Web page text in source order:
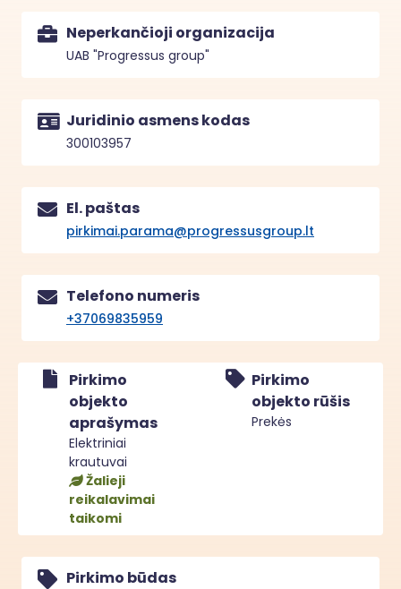
Neperkančioji organizacija
UAB "Progressus group"
Juridinio asmens kodas
300103957
El. paštas
pirkimai.parama@progressusgroup.lt
Telefono numeris
+37069835959
Pirkimo
objekto
aprašymas
Elektriniai
krautuvai
Žalieji
reikalavimai
taikomi
Pirkimo
objekto rūšis
Prekės
Pirkimo būdas